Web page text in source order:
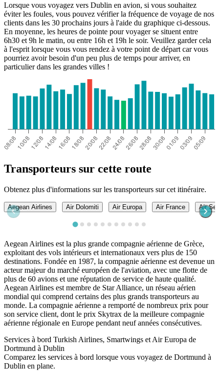
Dortmund
Lorsque vous voyagez vers Dublin en avion, si vous souhaitez
éviter les foules, vous pouvez vérifier la fréquence de voyage de nos
clients dans les 30 prochains jours à l'aide du graphique ci-dessous.
En moyenne, les heures de pointe pour voyager se situent entre
6h30 et 9h le matin, ou entre 16h et 19h le soir. Veuillez garder cela
à l'esprit lorsque vous vous rendez à votre point de départ car vous
pourriez avoir besoin d'un peu plus de temps pour arriver, en
particulier dans les grandes villes !
Transporteurs sur cette route
Obtenez plus d'informations sur les transporteurs sur cet itinéraire.
Aegean Airlines Air Dolomiti Air Europa Air France Air
Aegean Airlines est la plus grande compagnie aérienne de Grèce,
exploitant des vols intérieurs et internationaux vers plus de 150
destinations. Fondée en 1987, la compagnie aérienne est devenue un
acteur majeur du marché européen de l'aviation, avec une flotte de
plus de 60 avions et une réputation de service de haute qualité.
Aegean Airlines est membre de Star Alliance, un réseau aérien
mondial qui comprend certains des plus grands transporteurs au
monde. La compagnie aérienne a remporté de nombreux prix pour
son service client, dont le prix Skytrax de la meilleure compagnie
aérienne régionale en Europe pendant neuf années consécutives.
Services à bord Turkish Airlines, Smartwings et Air Europa de
Dortmund à Dublin
Comparez les services à bord lorsque vous voyagez de Dortmund à
Dublin en plane.